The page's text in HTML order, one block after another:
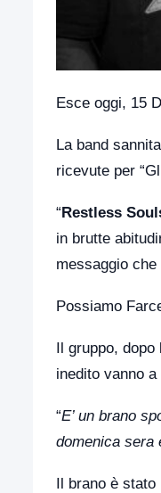
Esce oggi, 15
La band
ricevute per
“Restless
in brutte
messaggio
Possiamo
Il gruppo, dopo
inedito vanno
“E’ un brano
domenica sera
Il brano è